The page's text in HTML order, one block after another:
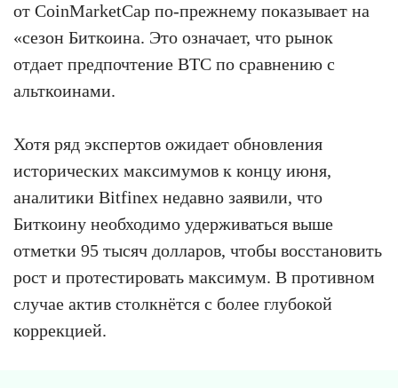
от CoinMarketCap по-прежнему показывает на
«сезон Биткоина. Это означает, что рынок
отдает предпочтение BTC по сравнению с
альткоинами.
Хотя ряд экспертов ожидает обновления
исторических максимумов к концу июня,
аналитики Bitfinex недавно заявили, что
Биткоину необходимо удерживаться выше
отметки 95 тысяч долларов, чтобы восстановить
рост и протестировать максимум. В противном
случае актив столкнётся с более глубокой
коррекцией.